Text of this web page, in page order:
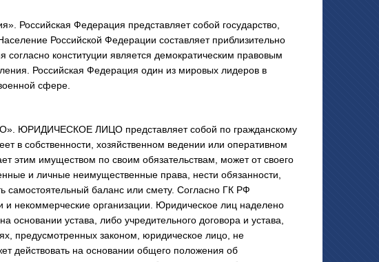
Российская Федерация представляет собой государство,
Российской Федерации составляет приблизительно
конституции является демократическим правовым
Российская Федерация один из мировых лидеров в
сфере.
ЮРИДИЧЕСКОЕ ЛИЦО представляет собой по гражданскому
в собственности, хозяйственном ведении или оперативном
этим имуществом по своим обязательствам, может от своего
и личные неимущественные права, нести обязанности,
самостоятельный баланс или смету. Согласно ГК РФ
и некоммерческие организации. Юридическое лиц наделено
основании устава, либо учредительного договора и устава,
предусмотренных законом, юридическое лицо, не
действовать на основании общего положения об